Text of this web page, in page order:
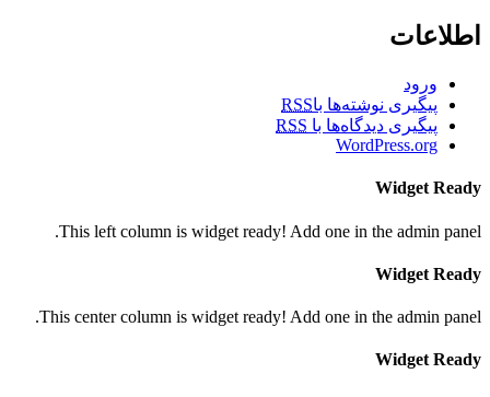
اطلاعات
ورود
پیگیری نوشته‌ها باRSS
پیگیری دیدگاه‌ها با RSS
WordPress.org
Widget Ready
This left column is widget ready! Add one in the admin panel.
Widget Ready
This center column is widget ready! Add one in the admin panel.
Widget Ready